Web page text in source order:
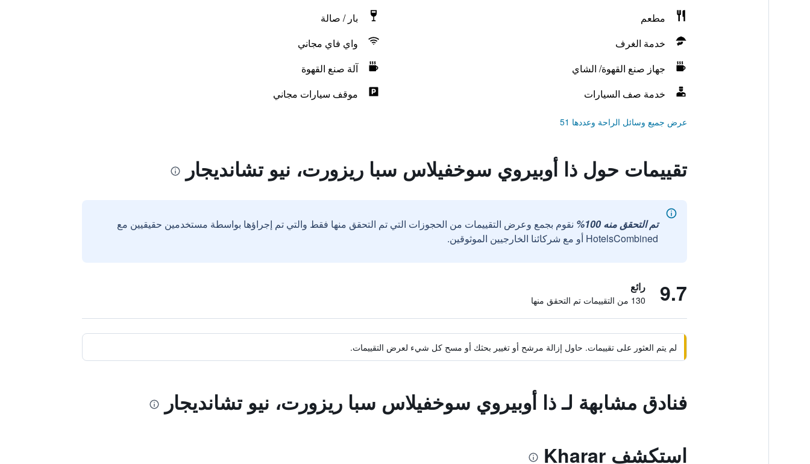
مطعم
بار / صالة
خدمة الغرف
واي فاي مجاني
جهاز صنع القهوة/ الشاي
آلة صنع القهوة
خدمة صف السيارات
موقف سيارات مجاني
عرض جميع وسائل الراحة وعددها 51
تقييمات حول ذا أوبيروي سوخفيلاس سبا ريزورت، نيو تشانديجار
تم التحقق منه 100%
نقوم بجمع وعرض التقييمات من الحجوزات التي تم التحقق منها فقط والتي تم إجراؤها بواسطة مستخدمين حقيقيين مع
HotelsCombined أو مع شركائنا الخارجيين الموثوقين.
9.7 رائع
130 من التقييمات تم التحقق منها
لم يتم العثور على تقييمات. حاول إزالة مرشح أو تغيير بحثك أو مسح كل شيء لعرض التقييمات.
فنادق مشابهة لـ ذا أوبيروي سوخفيلاس سبا ريزورت، نيو تشانديجار
استكشف Kharar